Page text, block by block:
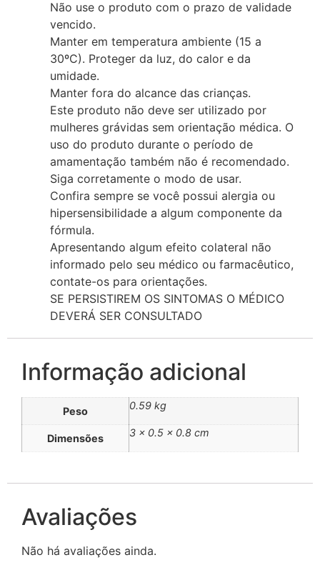
Não use o produto com o prazo de validade
vencido.
Manter em temperatura ambiente (15 a
30ºC). Proteger da luz, do calor e da
umidade.
Manter fora do alcance das crianças.
Este produto não deve ser utilizado por
mulheres grávidas sem orientação médica. O
uso do produto durante o período de
amamentação também não é recomendado.
Siga corretamente o modo de usar.
Confira sempre se você possui alergia ou
hipersensibilidade a algum componente da
fórmula.
Apresentando algum efeito colateral não
informado pelo seu médico ou farmacêutico,
contate-os para orientações.
SE PERSISTIREM OS SINTOMAS O MÉDICO
DEVERÁ SER CONSULTADO
Informação adicional
Peso 0.59 kg
Dimensões 3 × 0.5 × 0.8 cm
Avaliações
Não há avaliações ainda.